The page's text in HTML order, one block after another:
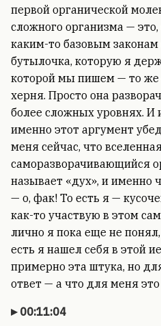
первой органической
сложного организма —
каким-то базовым законам
бутылочка, которую я
которой мы пишем — то же
херня. Просто она
более сложных уровнях. И
именно этот аргумент
меня сейчас, что
саморазворачивающийся
называет «дух», и именно
— о, фак! То есть я —
как-то участвую в этом
лично я пока еще не
есть я нашел себя в этой
примерно эта штука, но
ответ — а что для меня
00:11:04